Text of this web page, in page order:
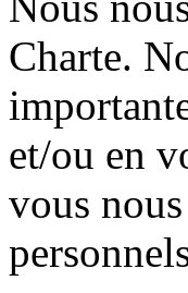
Charte.
et/ou en
vous